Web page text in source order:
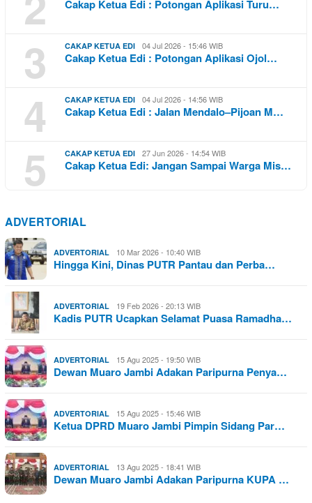
Cakap Ketua Edi : Potongan Aplikasi Turu…
3 CAKAP KETUA EDI 04 Jul 2026 - 15:46 WIB
Cakap Ketua Edi : Potongan Aplikasi Ojol…
4 CAKAP KETUA EDI 04 Jul 2026 - 14:56 WIB
Cakap Ketua Edi : Jalan Mendalo–Pijoan M…
5 CAKAP KETUA EDI 27 Jun 2026 - 14:54 WIB
Cakap Ketua Edi: Jangan Sampai Warga Mis…
ADVERTORIAL
ADVERTORIAL 10 Mar 2026 - 10:40 WIB
Hingga Kini, Dinas PUTR Pantau dan Perba…
ADVERTORIAL 19 Feb 2026 - 20:13 WIB
Kadis PUTR Ucapkan Selamat Puasa Ramadha…
ADVERTORIAL 15 Agu 2025 - 19:50 WIB
Dewan Muaro Jambi Adakan Paripurna Penya…
ADVERTORIAL 15 Agu 2025 - 15:46 WIB
Ketua DPRD Muaro Jambi Pimpin Sidang Par…
ADVERTORIAL 13 Agu 2025 - 18:41 WIB
Dewan Muaro Jambi Adakan Paripurna KUPA …